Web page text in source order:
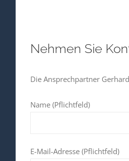
Nehmen Sie
Die Ansprechpartner
Name (Pflichtfeld)
E-Mail-Adresse (Pflichtfeld)